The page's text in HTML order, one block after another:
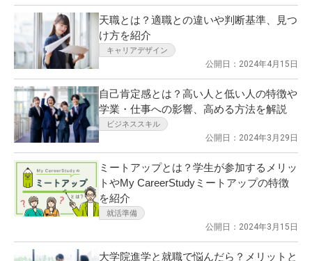
天職とは？適職との違いや判断基準、見つ
け方を紹介
キャリアデザイン
公開日：2024年4月15日
自己肯定感とは？高い人と低い人の特徴や
学業・仕事への影響、高める方法を解説
ビジネススキル
公開日：2024年3月29日
ミートアップとは？学生が参加するメリッ
トやMy CareerStudyミートアップの特徴
を紹介
就活準備
公開日：2024年3月15日
大学院進学と就職で悩んだら？メリットと